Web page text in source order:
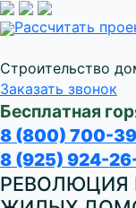
Рассчитать
Строительство
Заказать звонок
Бесплатная
8 (800) 700-
8 (925) 924-
РЕВОЛЮЦИЯ